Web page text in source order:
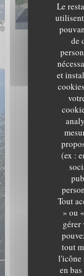
Le
de
et
(ex :
Tout
» ou
gérer
tout
l'icône
en
Restaurant
Eurocard/